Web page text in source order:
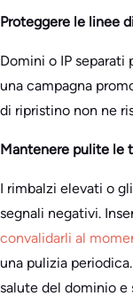
Proteggere le linee
Domini o IP separati
una campagna
di ripristino non ne
Mantenere pulite le
I rimbalzi elevati o
segnali negativi.
convalidarli al
una pulizia
salute del dominio